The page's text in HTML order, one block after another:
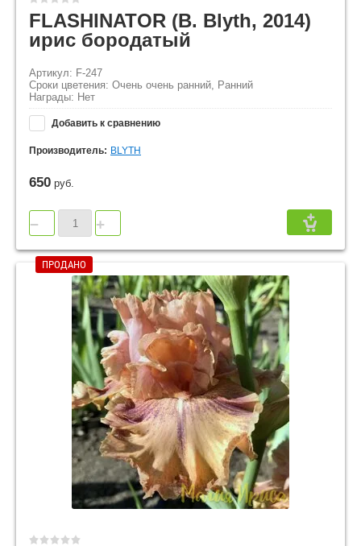
FLASHINATOR (B. Blyth, 2014)
ирис бородатый
Артикул: F-247
Сроки цветения: Очень очень ранний, Ранний
Награды: Нет
Добавить к сравнению
Производитель: BLYTH
650 руб.
− +
ПРОДАНО